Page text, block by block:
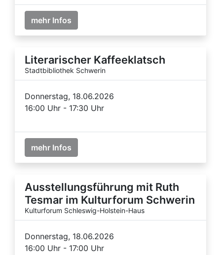
mehr Infos
Literarischer Kaffeeklatsch
Stadtbibliothek Schwerin
Donnerstag, 18.06.2026
16:00 Uhr - 17:30 Uhr
mehr Infos
Ausstellungsführung mit Ruth
Tesmar im Kulturforum Schwerin
Kulturforum Schleswig-Holstein-Haus
Donnerstag, 18.06.2026
16:00 Uhr - 17:00 Uhr